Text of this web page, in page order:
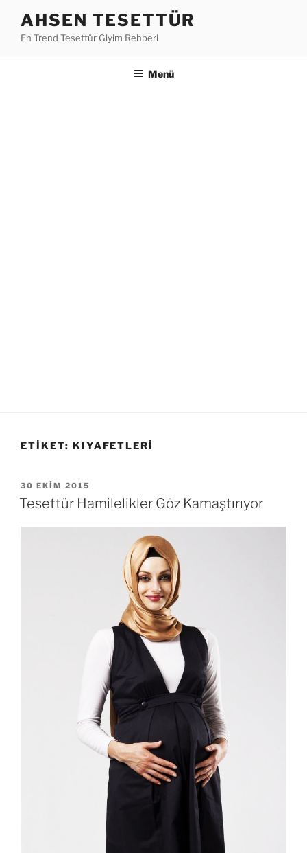
AHSEN TESETTÜR
En Trend Tesettür Giyim Rehberi
Menü
ETIKET: KIYAFETLERI
YAYIM
TARIHI
30 EKIM 2015
Tesettür Hamilelikler Göz Kamaştırıyor